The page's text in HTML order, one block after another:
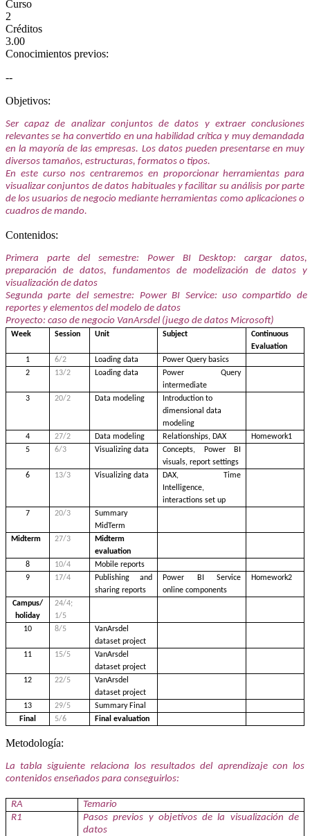
Curso
2
Créditos
3.00
Conocimientos previos:
--
Objetivos:
Ser capaz de analizar conjuntos de datos y extraer conclusiones
relevantes se ha convertido en una habilidad crítica y muy demandada
en la mayoría de las empresas. Los datos pueden presentarse en muy
diversos tamaños, estructuras, formatos o tipos.
En este curso nos centraremos en proporcionar herramientas para
visualizar conjuntos de datos habituales y facilitar su análisis por parte
de los usuarios de negocio mediante herramientas como aplicaciones o
cuadros de mando.
Contenidos:
Primera parte del semestre: Power BI Desktop: cargar datos,
preparación de datos, fundamentos de modelización de datos y
visualización de datos
Segunda parte del semestre: Power BI Service: uso compartido de
reportes y elementos del modelo de datos
Proyecto: caso de negocio VanArsdel (juego de datos Microsoft)
Week Session Unit Subject
Continuous
Evaluation
1
6/2 Loading data
Power Query basics
2
13/2 Loading data
Power Query
intermediate
3
20/2 Data modeling
Introduction to
dimensional data
modeling
4
27/2 Data modeling Relationships, DAX
Homework1
5
6/3 Visualizing data
Concepts, Power BI
visuals, report settings
6
13/3 Visualizing data
DAX, Time
Intelligence,
interactions set up
7
20/3
Summary
MidTerm
Midterm
27/3
Midterm
evaluation
8
10/4
Mobile reports
9
17/4
Publishing and
sharing reports
Power BI Service
online components
Homework2
Campus/
holiday
24/4;
1/5
10
8/5
VanArsdel
dataset project
11
15/5
VanArsdel
dataset project
12
22/5
VanArsdel
dataset project
13
29/5
Summary Final
Final
5/6 Final evaluation
Metodología:
La tabla siguiente relaciona los resultados del aprendizaje con los
contenidos enseñados para conseguirlos:
RA
Temario
R1
Pasos previos y objetivos de la visualización de
datos